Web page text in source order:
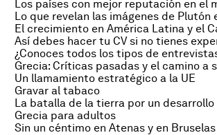
Los países con mejor reputación en el
Así debes hacer tu CV si no tienes
¿Conoces todos los tipos de
Grecia: Críticas pasadas y el camino a
Un llamamiento estratégico a la UE
Gravar al tabaco
La batalla de la tierra por un
Grecia para adultos
Sin un céntimo en Atenas y en Bruselas